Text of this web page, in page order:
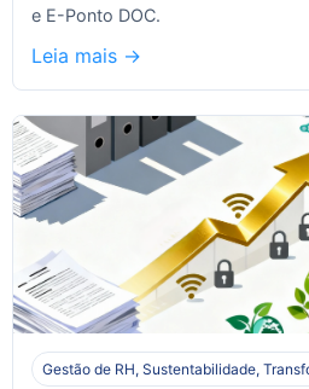
e E-Ponto DOC.
Leia mais ->
Gestão de RH, Sustentabilidade,